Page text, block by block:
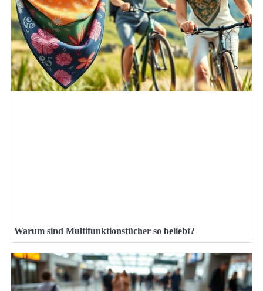
Warum sind Multifunktionstücher so beliebt?